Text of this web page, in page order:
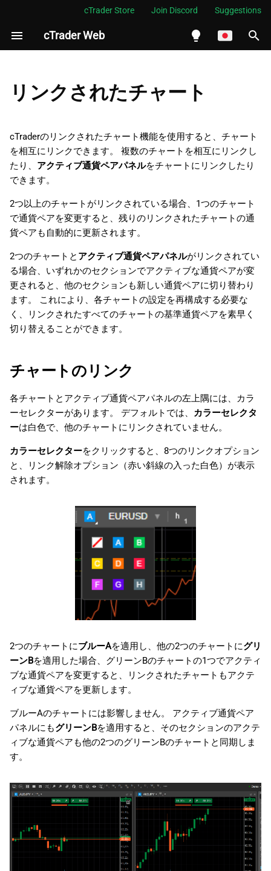
cTrader Store Join Discord Suggestions
cTrader Web
Indonesia
Melayu
Tiếng Việt
中文
日本語
Deutsch
Türkçe
検
を
化
チャートのリンク
リンクされたチャート
cTraderのリンクされたチャート機能を使用すると、チャート
を相互にリンクできます。 複数のチャートを相互にリンクし
たり、 アクティブ通貨ペアパネルをチャートにリンクしたり
できます。
2つ以上のチャートがリンクされている場合、1つのチャート
で通貨ペアを変更すると、残りのリンクされたチャートの通
貨ペアも自動的に更新されます。
2つのチャートと アクティブ通貨ペアパネルがリンクされてい
る場合、いずれかのセクションでアクティブな通貨ペアが変
更されると、他のセクションも新しい通貨ペアに切り替わり
ます。 これにより、各チャートの設定を再構成する必要な
く、リンクされたすべてのチャートの基準通貨ペアを素早く
切り替えることができます。
チャートのリンク
各チャートとアクティブ通貨ペアパネルの左上隅には、カラ
ーセレクターがあります。 デフォルトでは、 カラーセレクタ
ーは白色で、他のチャートにリンクされていません。
カラーセレクターをクリックすると、8つのリンクオプション
と、リンク解除オプション（赤い斜線の入った白色）が表示
されます。
2つのチャートにブルーAを適用し、他の2つのチャートにグリ
ーンBを適用した場合、グリーンBのチャートの1つでアクティ
ブな通貨ペアを変更すると、リンクされたチャートもアクテ
ィブな通貨ペアを更新します。
ブルーAのチャートには影響しません。 アクティブ通貨ペア
パネルにもグリーンBを適用すると、そのセクションのアクテ
ィブな通貨ペアも他の2つのグリーンBのチャートと同期しま
す。